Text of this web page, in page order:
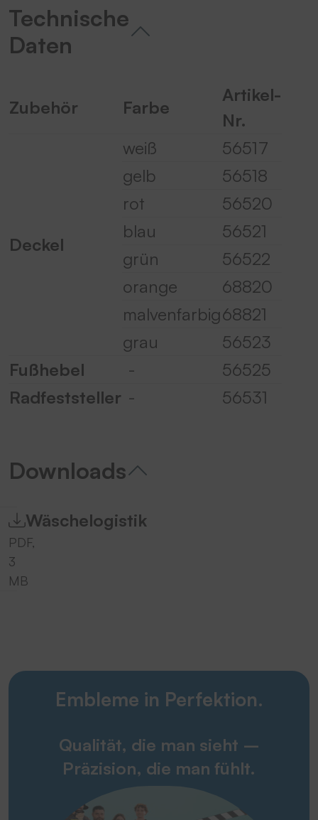
Technische
Daten
Zubehör Farbe
Artikel-
Nr.
Deckel
weiß
56517
gelb
56518
rot
56520
blau
56521
grün
56522
orange
68820
malvenfarbig68821
grau
56523
Fußhebel
-
56525
Radfeststeller - 56531
Downloads
Wäschelogistik
PDF,
3
MB
Embleme in Perfektion.
Qualität, die man sieht –
Präzision, die man fühlt.